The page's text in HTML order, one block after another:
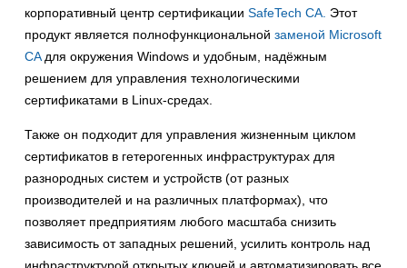
корпоративный центр сертификации SafeTech CA. Этот
продукт является полнофункциональной заменой Microsoft
CAдля окружения Windows и удобным, надёжным
решением для управления технологическими
сертификатами в Linux-средах.
Также он подходит для управления жизненным циклом
сертификатов в гетерогенных инфраструктурах для
разнородных систем и устройств (от разных
производителей и на различных платформах), что
позволяет предприятиям любого масштаба снизить
зависимость от западных решений, усилить контроль над